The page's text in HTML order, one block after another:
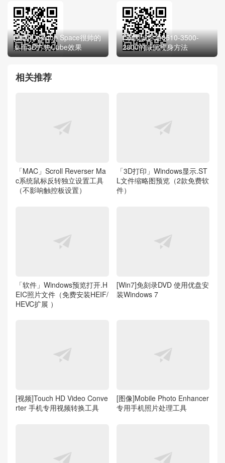
[桌面]Desktop Space很帅的
桌面3D方块Cube效果
[导航]城际通3510-3500-
2800的减肥瘦身方法
相关推荐
「MAC」Scroll Reverser Ma
c系统鼠标反转独立设置工具
（不影响触控板设置）
「3D打印」Windows显示.ST
L文件缩略图预览（2款免费软
件）
「软件」Windows预览打开.H
EIC照片文件（免费安装HEIF/
HEVC扩展 ）
[Win7]免刻录DVD 使用优盘安
装Windows 7
[视频]Touch HD Video Conve
rter 手机专用视频转换工具
[图像]Mobile Photo Enhancer
专用手机照片处理工具